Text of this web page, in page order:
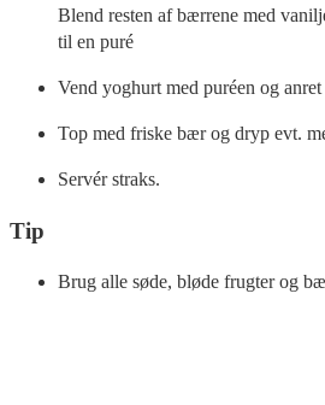
Blend resten af bærrene med
til en puré
Vend yoghurt med puréen og
Top med friske bær og dryp evt.
Servér straks.
Tip
Brug alle søde, bløde frugter og